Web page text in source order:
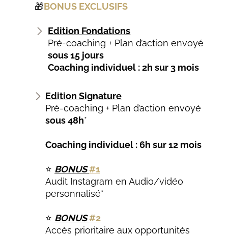
🎁BONUS EXCLUSIFS
Edition Fondations
Pré-coaching + Plan d’action envoyé
sous 15 jours
Coaching individuel : 2h sur 3 mois
Edition Signature
Pré-coaching + Plan d’action envoyé
sous 48h*
Coaching individuel : 6h sur 12 mois
⭐ BONUS#1
Audit Instagram en Audio/vidéo
personnalisé*
⭐ BONUS#2
Accès prioritaire aux opportunités